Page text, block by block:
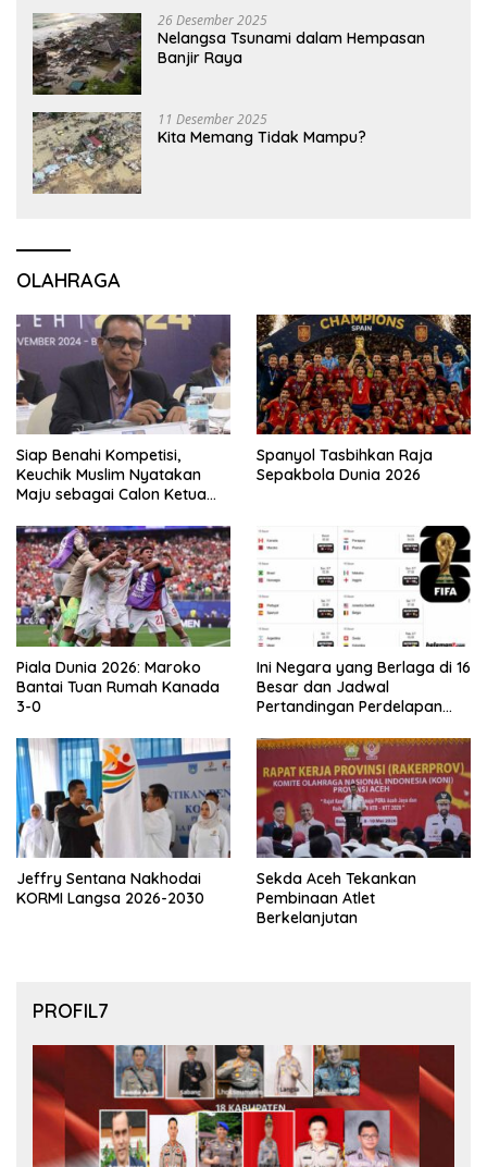
26 Desember 2025
Nelangsa Tsunami dalam Hempasan
Banjir Raya
11 Desember 2025
Kita Memang Tidak Mampu?
OLAHRAGA
Siap Benahi Kompetisi,
Keuchik Muslim Nyatakan
Maju sebagai Calon Ketua
Spanyol Tasbihkan Raja
Sepakbola Dunia 2026
Piala Dunia 2026: Maroko
Bantai Tuan Rumah Kanada
3-0
Ini Negara yang Berlaga di 16
Besar dan Jadwal
Pertandingan Perdelapan
Jeffry Sentana Nakhodai
KORMI Langsa 2026-2030
Sekda Aceh Tekankan
Pembinaan Atlet
Berkelanjutan
PROFIL7